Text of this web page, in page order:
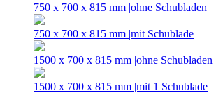
750 x 700 x 815 mm |ohne Schubladen
750 x 700 x 815 mm |mit Schublade
1500 x 700 x 815 mm |ohne Schubladen
1500 x 700 x 815 mm |mit 1 Schublade